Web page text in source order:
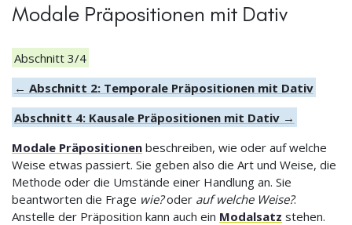
Modale Präpositionen mit Dativ
Abschnitt 3/4
← Abschnitt 2: Temporale Präpositionen mit Dativ
Abschnitt 4: Kausale Präpositionen mit Dativ →
Modale Präpositionen beschreiben, wie oder auf welche
Weise etwas passiert. Sie geben also die Art und Weise, die
Methode oder die Umstände einer Handlung an. Sie
beantworten die Frage wie?oder auf welche Weise?.
Anstelle der Präposition kann auch ein Modalsatz stehen.